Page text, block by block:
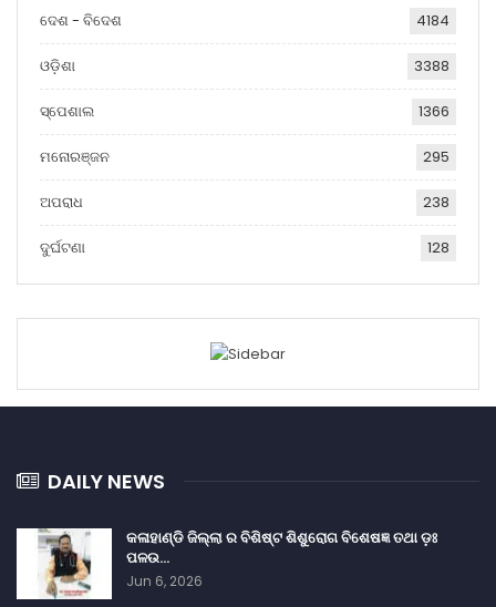
ଦେଶ - ବିଦେଶ 4184
ଓଡ଼ିଶା 3388
ସ୍ପେଶାଲ 1366
ମନୋରଞ୍ଜନ 295
ଅପରାଧ 238
ଦୁର୍ଘଟଣା 128
DAILY NEWS
କଳାହାଣ୍ଡି ଜିଲ୍ଲା ର ବିଶିଷ୍ଟ ଶିଶୁରୋଗ ବିଶେଷଜ୍ଞ ତଥା ଡ଼ଃ
ପଳଉ…
Jun 6, 2026